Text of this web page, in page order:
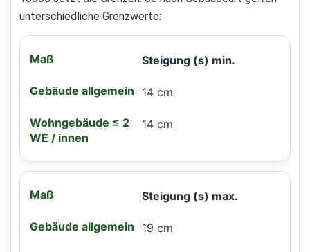
unterschiedliche Grenzwerte:
Steigung (s) min.
14 cm
14 cm
Steigung (s) max.
19 cm